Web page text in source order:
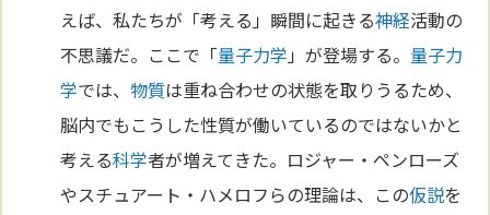
えば、私たちが「考える」瞬間に起きる神経活動の
不思議だ。ここで「量子力学 」が登場する。 量子力
学では、 物質は重ね合わせの状態を取りうるため、
脳内でもこうした性質が働いているのではないかと
考える科学者が増えてきた。ロジャー・ペンローズ
やスチュアート・ハメロフらの理論は、この仮説を